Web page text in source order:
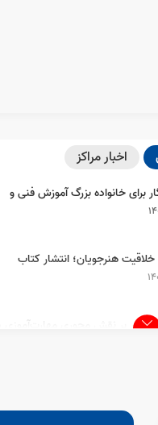
مازندران
آموزش فنی وحرفه ای
اخبار مراکز
برای خانواده بزرگ آموزش فنی و
خلاقیت هنرجویان؛ انتشار کتاب
بهرام نقد در هفته ملی مهارت
بابلسر بر نقش محوری مهارت‌آموزی در
با بازنشستگان